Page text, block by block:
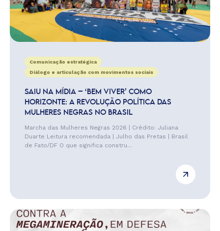
Comunicação estratégica
Diálogo e articulação com movimentos sociais
SAIU NA MÍDIA – ‘BEM VIVER’ COMO
HORIZONTE: A REVOLUÇÃO POLÍTICA DAS
MULHERES NEGRAS NO BRASIL
Marcha das Mulheres Negras 2026 | Crédito: Juliana
Duarte Leitura recomendada | Julho das Pretas | Brasil
de Fato/DF O que significa constru...